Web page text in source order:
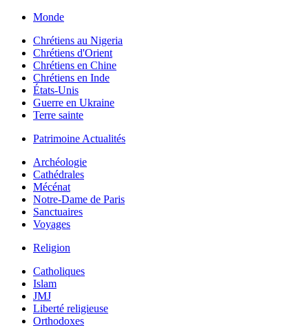
Monde
Chrétiens au Nigeria
Chrétiens d'Orient
Chrétiens en Chine
Chrétiens en Inde
États-Unis
Guerre en Ukraine
Terre sainte
Patrimoine Actualités
Archéologie
Cathédrales
Mécénat
Notre-Dame de Paris
Sanctuaires
Voyages
Religion
Catholiques
Islam
JMJ
Liberté religieuse
Orthodoxes